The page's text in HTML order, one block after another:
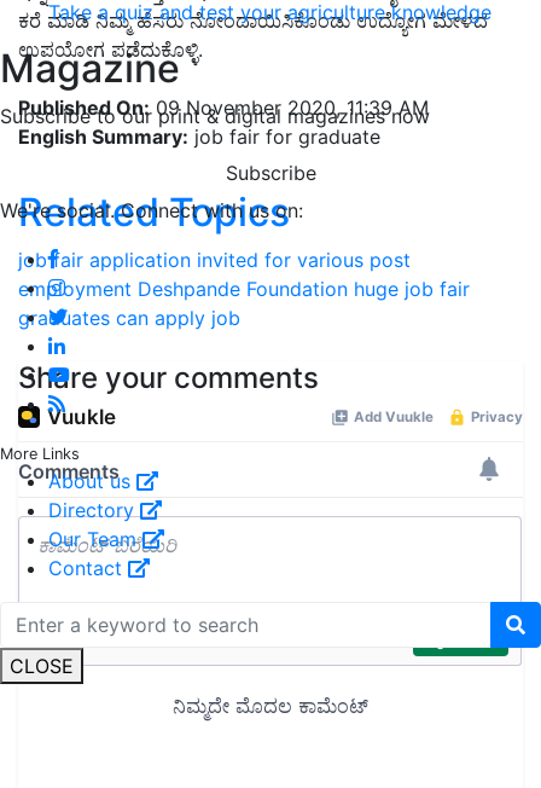
Take a quiz and test your agriculture knowledge
Magazine
Subscribe to our print & digital magazines now
Subscribe
We're social. Connect with us on:
More Links
About us
Directory
Our Team
Contact
CLOSE
ಕರೆ ಮಾಡಿ ನಿಮ್ಮ ಹೆಸರು ನೋಂದಾಯಿಸಿಕೊಂಡು ಉದ್ಯೋಗ ಮೇಳದ
ಉಪಯೋಗ ಪಡೆದುಕೊಳ್ಳಿ.
Published On:09 November 2020, 11:39 AM
English Summary: job fair for graduate
Related Topics
job fair application invited for various post
employment Deshpande Foundation huge job fair
graduates can apply job
Share your comments